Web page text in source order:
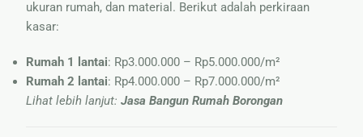
ukuran rumah, dan material. Berikut adalah perkiraan
kasar:
Rumah 1 lantai: Rp3.000.000 – Rp5.000.000/m²
Rumah 2 lantai: Rp4.000.000 – Rp7.000.000/m²
Lihat lebih lanjut:Jasa Bangun Rumah Borongan